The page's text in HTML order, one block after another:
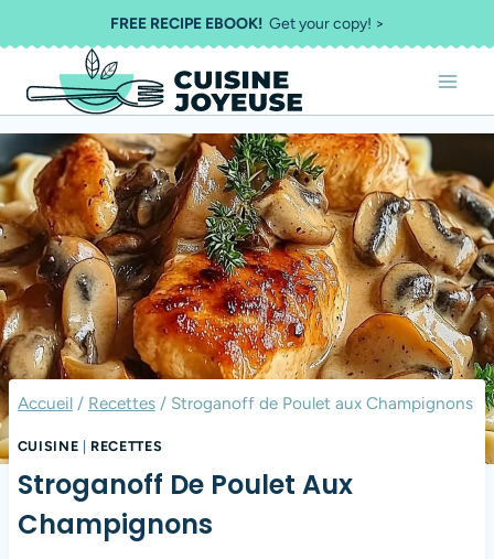
au
contenu
FREE RECIPE EBOOK!Get your copy! >
Accueil / Recettes / Stroganoff de Poulet aux Champignons
CUISINE RECETTES
Stroganoff De Poulet Aux
Champignons